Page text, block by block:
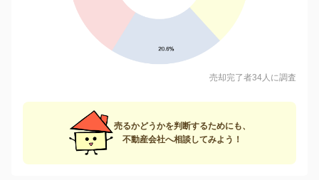
売却完了者34人に調査
売るかどうかを判断するためにも、
不動産会社へ相談してみよう！